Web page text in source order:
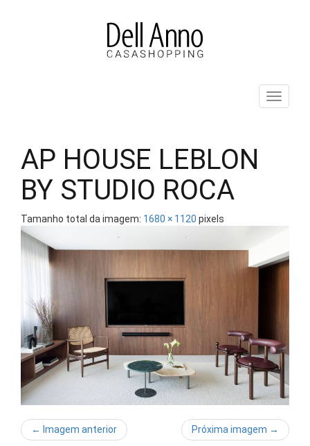
AP HOUSE LEBLON
BY STUDIO ROCA
Tamanho total da imagem: 1680 × 1120 pixels
← Imagem anterior Próxima imagem →